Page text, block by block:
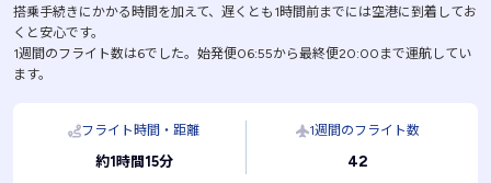
搭乗手続きにかかる時間を加えて、遅くとも1時間前までには空港に到着してお
くと安心です。
1週間のフライト数は6でした。始発便06:55から最終便20:00まで運航してい
ます。
フライト時間・距離
約1時間15分
1週間のフライト数
42